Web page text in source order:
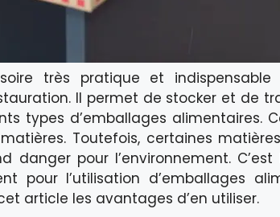
très pratique et indispensable
Il permet de stocker et de
types d’emballages alimentaires.
Toutefois, certaines
pour l’environnement. C’est
pour l’utilisation d’emballages
article les avantages d’en utiliser.